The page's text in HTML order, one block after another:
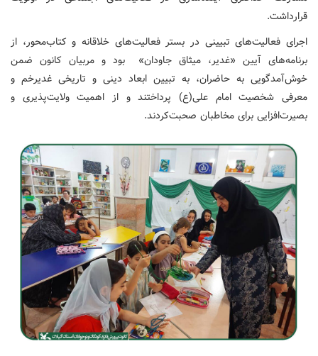
قرارداشت.
اجرای فعالیت‌های تبیینی در بستر فعالیت‌های خلاقانه و کتاب‌محور، از
برنامه‌های آیین «غدیر، میثاق جاودان» بود و مربیان کانون ضمن
خوش‌آمدگویی به حاضران، به تبیین ابعاد دینی و تاریخی غدیرخم و
معرفی شخصیت امام علی(ع) پرداختند و از اهمیت ولایت‌پذیری و
بصیرت‌افزایی برای مخاطبان صحبت‌کردند.